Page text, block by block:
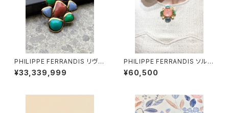
PHILIPPE FERRANDIS リヴィ
エラ ブローチ
¥33,339,999
PHILIPPE FERRANDIS ソルベ
ブローチ
¥60,500